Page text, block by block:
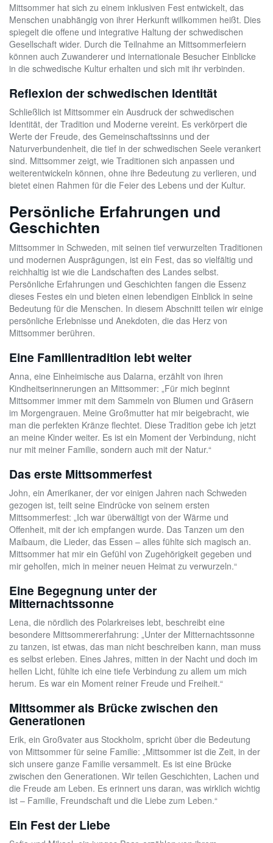
Mittsommer hat sich zu einem inklusiven Fest entwickelt, das
Menschen unabhängig von ihrer Herkunft willkommen heißt. Dies
spiegelt die offene und integrative Haltung der schwedischen
Gesellschaft wider. Durch die Teilnahme an Mittsommerfeiern
können auch Zuwanderer und internationale Besucher Einblicke
in die schwedische Kultur erhalten und sich mit ihr verbinden.
Reflexion der schwedischen Identität
Schließlich ist Mittsommer ein Ausdruck der schwedischen
Identität, der Tradition und Moderne vereint. Es verkörpert die
Werte der Freude, des Gemeinschaftssinns und der
Naturverbundenheit, die tief in der schwedischen Seele verankert
sind. Mittsommer zeigt, wie Traditionen sich anpassen und
weiterentwickeln können, ohne ihre Bedeutung zu verlieren, und
bietet einen Rahmen für die Feier des Lebens und der Kultur.
Persönliche Erfahrungen und
Geschichten
Mittsommer in Schweden, mit seinen tief verwurzelten Traditionen
und modernen Ausprägungen, ist ein Fest, das so vielfältig und
reichhaltig ist wie die Landschaften des Landes selbst.
Persönliche Erfahrungen und Geschichten fangen die Essenz
dieses Festes ein und bieten einen lebendigen Einblick in seine
Bedeutung für die Menschen. In diesem Abschnitt teilen wir einige
persönliche Erlebnisse und Anekdoten, die das Herz von
Mittsommer berühren.
Eine Familientradition lebt weiter
Anna, eine Einheimische aus Dalarna, erzählt von ihren
Kindheitserinnerungen an Mittsommer: „Für mich beginnt
Mittsommer immer mit dem Sammeln von Blumen und Gräsern
im Morgengrauen. Meine Großmutter hat mir beigebracht, wie
man die perfekten Kränze flechtet. Diese Tradition gebe ich jetzt
an meine Kinder weiter. Es ist ein Moment der Verbindung, nicht
nur mit meiner Familie, sondern auch mit der Natur.“
Das erste Mittsommerfest
John, ein Amerikaner, der vor einigen Jahren nach Schweden
gezogen ist, teilt seine Eindrücke von seinem ersten
Mittsommerfest: „Ich war überwältigt von der Wärme und
Offenheit, mit der ich empfangen wurde. Das Tanzen um den
Maibaum, die Lieder, das Essen – alles fühlte sich magisch an.
Mittsommer hat mir ein Gefühl von Zugehörigkeit gegeben und
mir geholfen, mich in meiner neuen Heimat zu verwurzeln.“
Eine Begegnung unter der
Mitternachtssonne
Lena, die nördlich des Polarkreises lebt, beschreibt eine
besondere Mittsommererfahrung: „Unter der Mitternachtssonne
zu tanzen, ist etwas, das man nicht beschreiben kann, man muss
es selbst erleben. Eines Jahres, mitten in der Nacht und doch im
hellen Licht, fühlte ich eine tiefe Verbindung zu allem um mich
herum. Es war ein Moment reiner Freude und Freiheit.“
Mittsommer als Brücke zwischen den
Generationen
Erik, ein Großvater aus Stockholm, spricht über die Bedeutung
von Mittsommer für seine Familie: „Mittsommer ist die Zeit, in der
sich unsere ganze Familie versammelt. Es ist eine Brücke
zwischen den Generationen. Wir teilen Geschichten, Lachen und
die Freude am Leben. Es erinnert uns daran, was wirklich wichtig
ist – Familie, Freundschaft und die Liebe zum Leben.“
Ein Fest der Liebe